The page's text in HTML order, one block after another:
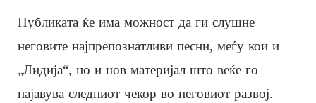
Публиката ќе има можност да ги слушне
неговите најпрепознатливи песни, меѓу кои и
„Лидија“, но и нов материјал што веќе го
најавува следниот чекор во неговиот развој.